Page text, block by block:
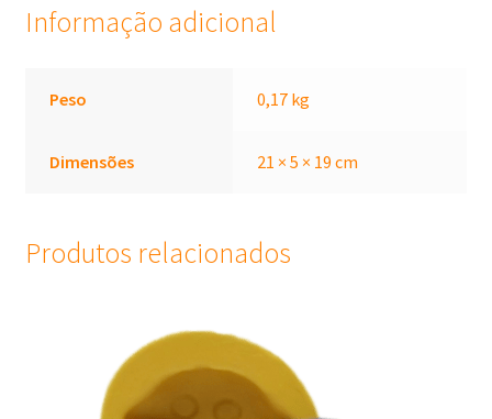
Informação adicional
Peso 0,17 kg
Dimensões 21 × 5 × 19 cm
Produtos relacionados